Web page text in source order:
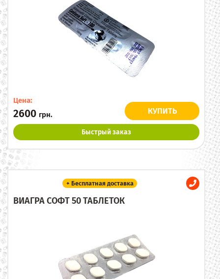
Цена:
2600 грн. КУПИТЬ
Быстрый заказ
+ Бесплатная доставка
ВИАГРА СОФТ 50 ТАБЛЕТОК